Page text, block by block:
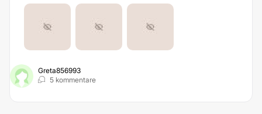
Greta856993
5 kommentare